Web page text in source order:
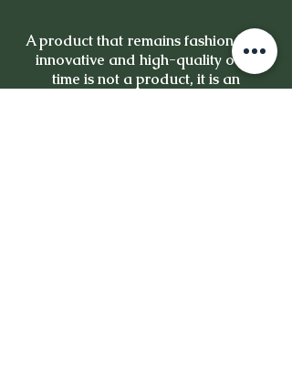
A product that remains fashionable,
innovative and high-quality over
time is not a product, it is an